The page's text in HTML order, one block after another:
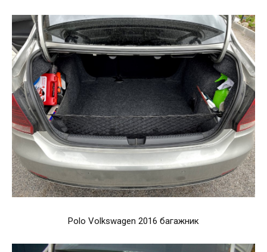
Polo Volkswagen 2016 багажник